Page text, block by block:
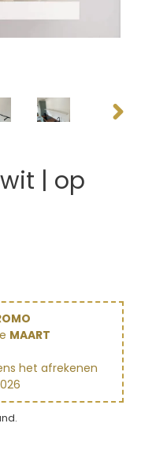
| op
MAART
het afrekenen